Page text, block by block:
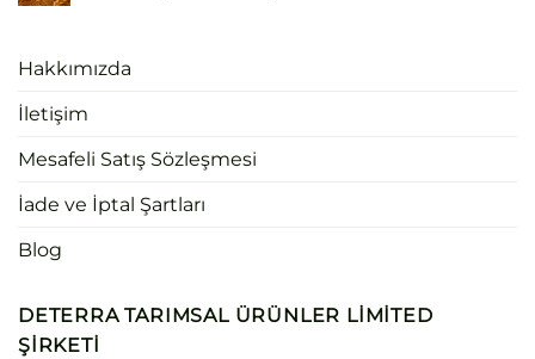
Hakkımızda
İletişim
Mesafeli Satış Sözleşmesi
İade ve İptal Şartları
Blog
DETERRA TARIMSAL ÜRÜNLER LIMITED
ŞIRKETI